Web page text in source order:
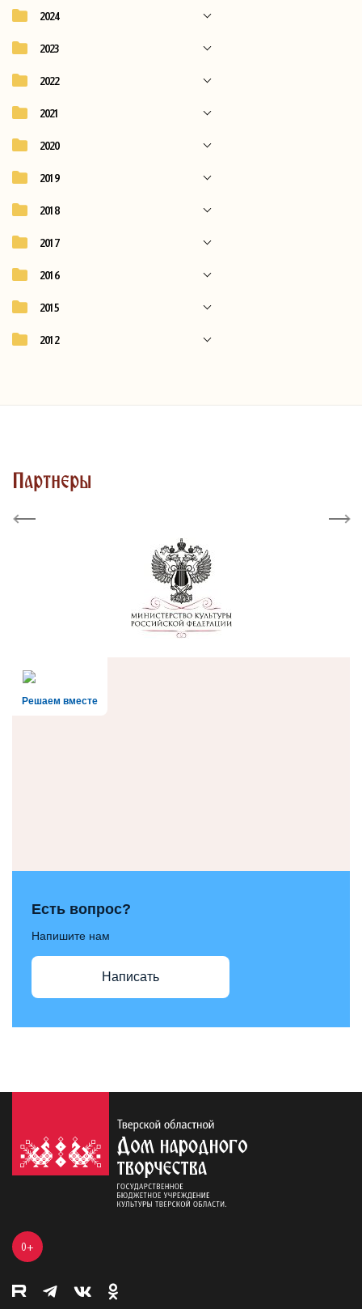
2024
2023
2022
2021
2020
2019
2018
2017
2016
2015
2012
Партнеры
Previous Next
Решаем вместе
Есть вопрос?
Напишите нам
Написать
0+